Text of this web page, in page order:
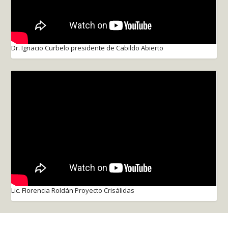
Dr. Ignacio Curbelo presidente de Cabildo Abierto
Lic. Florencia Roldán Proyecto Crisálidas